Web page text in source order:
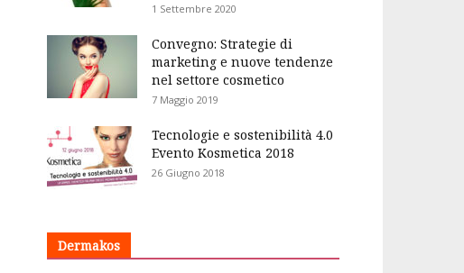
1 Settembre 2020
Convegno: Strategie di
marketing e nuove tendenze
nel settore cosmetico
7 Maggio 2019
Tecnologie e sostenibilità 4.0
Evento Kosmetica 2018
26 Giugno 2018
Dermakos